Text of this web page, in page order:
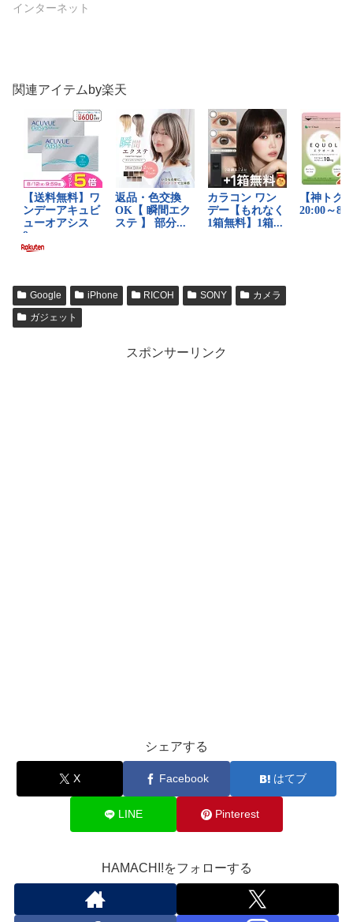
インターネット
関連アイテムby楽天
Google iPhone RICOH SONY
カメラ
ガジェット
スポンサーリンク
シェアする
X Facebook はてブ
LINE Pinterest
HAMACHI!をフォローする